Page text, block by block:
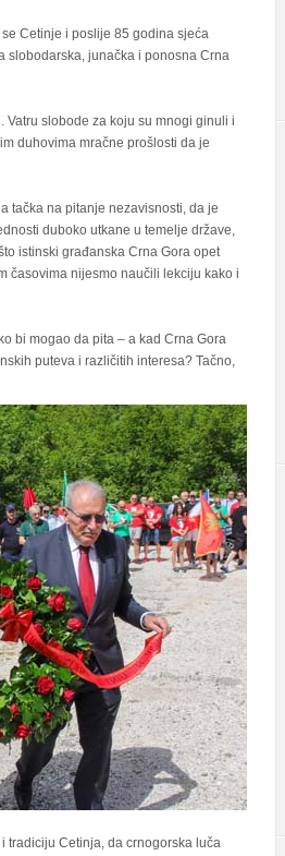
Cetinje i poslije 85 godina sjeća
slobodarska, junačka i ponosna Crna
slobode za koju su mnogi ginuli i
duhovima mračne prošlosti da je
tačka na pitanje nezavisnosti, da je
duboko utkane u temelje države,
istinski građanska Crna Gora opet
časovima nijesmo naučili lekciju kako i
bi mogao da pita – a kad Crna Gora
puteva i različitih interesa? Tačno,
tradiciju Cetinja, da crnogorska luča